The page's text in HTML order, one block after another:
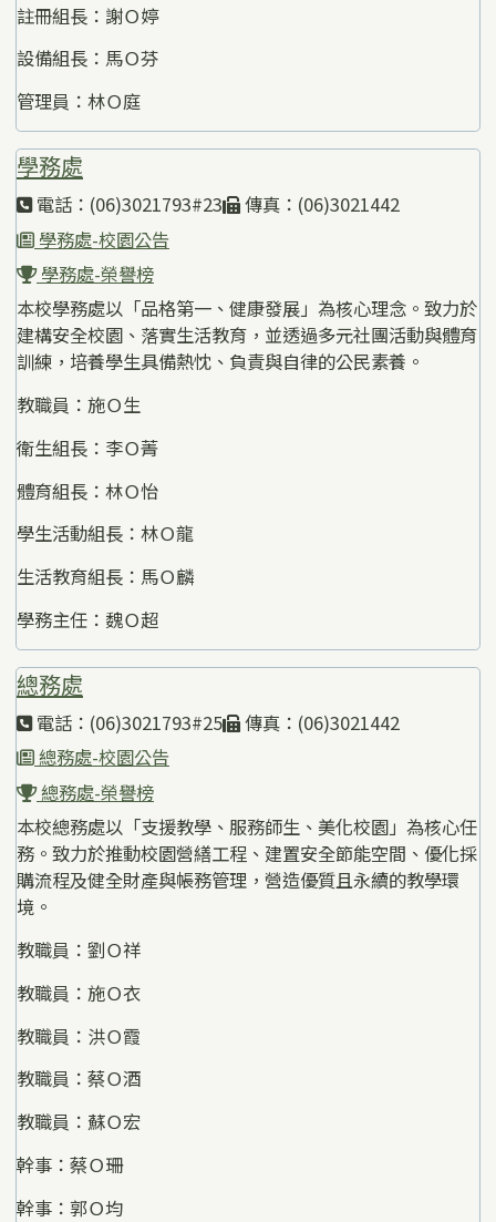
註冊組長：謝Ｏ婷
設備組長：馬Ｏ芬
管理員：林Ｏ庭
學務處
電話：(06)3021793#23
傳真：(06)3021442
學務處-校園公告
學務處-榮譽榜
本校學務處以「品格第一、健康發展」為核心理念。致力於
建構安全校園、落實生活教育，並透過多元社團活動與體育
訓練，培養學生具備熱忱、負責與自律的公民素養。
教職員：施Ｏ生
衛生組長：李Ｏ菁
體育組長：林Ｏ怡
學生活動組長：林Ｏ龍
生活教育組長：馬Ｏ麟
學務主任：魏Ｏ超
總務處
電話：(06)3021793#25
傳真：(06)3021442
總務處-校園公告
總務處-榮譽榜
本校總務處以「支援教學、服務師生、美化校園」為核心任
務。致力於推動校園營繕工程、建置安全節能空間、優化採
購流程及健全財產與帳務管理，營造優質且永續的教學環
境。
教職員：劉Ｏ祥
教職員：施Ｏ衣
教職員：洪Ｏ霞
教職員：蔡Ｏ酒
教職員：蘇Ｏ宏
幹事：蔡Ｏ珊
幹事：郭Ｏ均